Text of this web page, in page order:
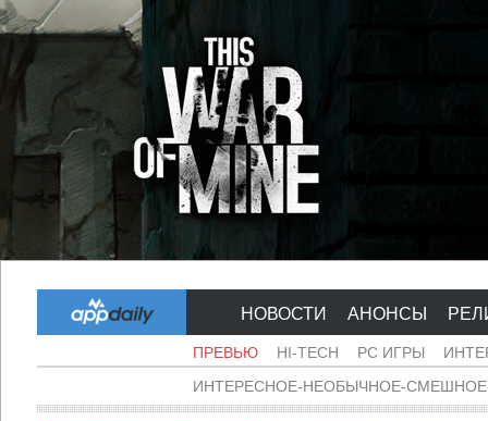
НОВОСТИ АНОНСЫ
ПРЕВЬЮ HI-TECH PC ИГРЫ
ИНТЕРЕСНОЕ-НЕОБЫЧНОЕ-